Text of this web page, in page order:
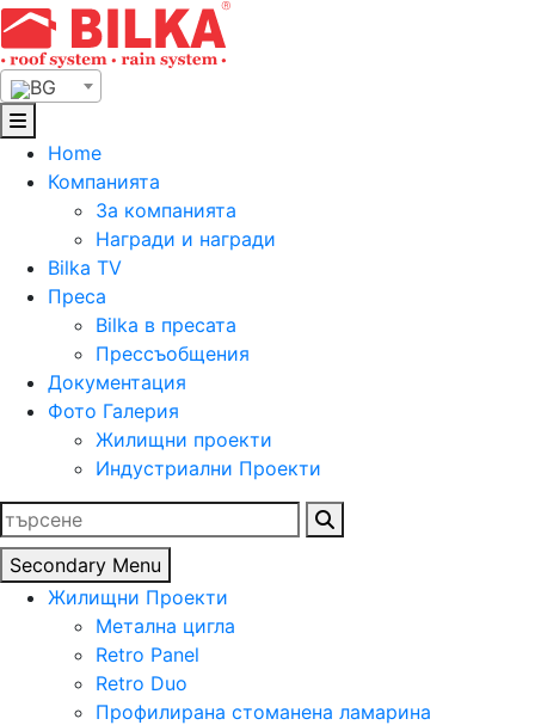
Skip
to
content
BG
Home
Компанията
За компанията
Награди и награди
Bilka TV
Преса
Bilka в пресата
Прессъобщения
Документация
Фото Галерия
Жилищни проекти
Индустриални Проекти
Търсене
за:
Secondary Menu
Жилищни Проекти
Метална цигла
Retro Panel
Retro Duo
Профилирана стоманена ламарина